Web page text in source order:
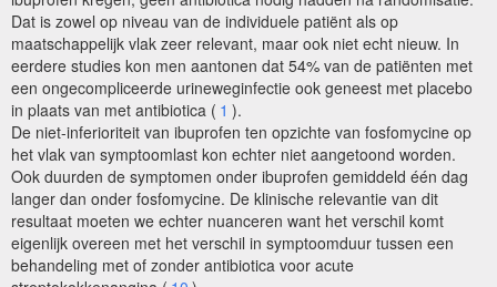
Dat is zowel op niveau van de individuele patiënt als op
maatschappelijk vlak zeer relevant, maar ook niet echt nieuw. In
eerdere studies kon men aantonen dat 54% van de patiënten met
een ongecompliceerde urineweginfectie ook geneest met placebo
in plaats van met antibiotica ( 1 ).
De niet-inferioriteit van ibuprofen ten opzichte van fosfomycine op
het vlak van symptoomlast kon echter niet aangetoond worden.
Ook duurden de symptomen onder ibuprofen gemiddeld één dag
langer dan onder fosfomycine. De klinische relevantie van dit
resultaat moeten we echter nuanceren want het verschil komt
eigenlijk overeen met het verschil in symptoomduur tussen een
behandeling met of zonder antibiotica voor acute